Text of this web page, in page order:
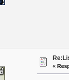
«